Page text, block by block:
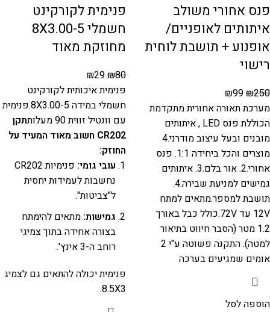
פנס אחורי משולב
איתותים לאופניים/
אופנוע + תושבת לוחית
רישוי
₪250
₪99
מערכת תאורה אחורית מתקדמת
הכוללת פנס LED , איתותים
מובנים ובעל עיצוב מודרני.4
מוצרים והכל ביחידה 1:1. פנס
אחורי.2. אור בלם.3. איתותים
גמישים למניעת שבירה.4.
תושבת למספר.מתאים למתח
12V עד 72V.כולל כבל באורך
1.2 מטר (הסבר חיווט בתיאור
למטה). התקנה פשוטה ע"י 2
אומים שמגיעים בערכה
הוספה לסל
פנימית לקורקינט
חשמלי 8X3.00-5
מחוזקת מאוד
₪80
₪29
פנימית איכותית לקורקינט
חשמלי במידה 8X3.00-5.פנימית
עם וונטיל זווית 90 מעלות
תקן
CR202 חשוב מאוד המעיד על
החוזק:
עובי גומי:
פנימיות CR202
נחשבות לעמידות יחסית
ל"צביטות".
גמישות: מתאים להימתח
בצורה אחידה בתוך צמיגי
רוחב ה-3 אינץ'.
פנימית יכולה להתאים גם לצמיג
8.5X3.